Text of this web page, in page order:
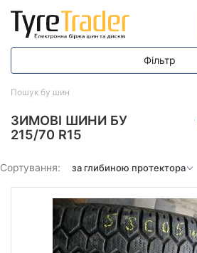
ЗИМОВІ ШИНИ БУ
215/70 R15
Сортування:
Пошук бу шин
Фільтр
Діапазон цін
від